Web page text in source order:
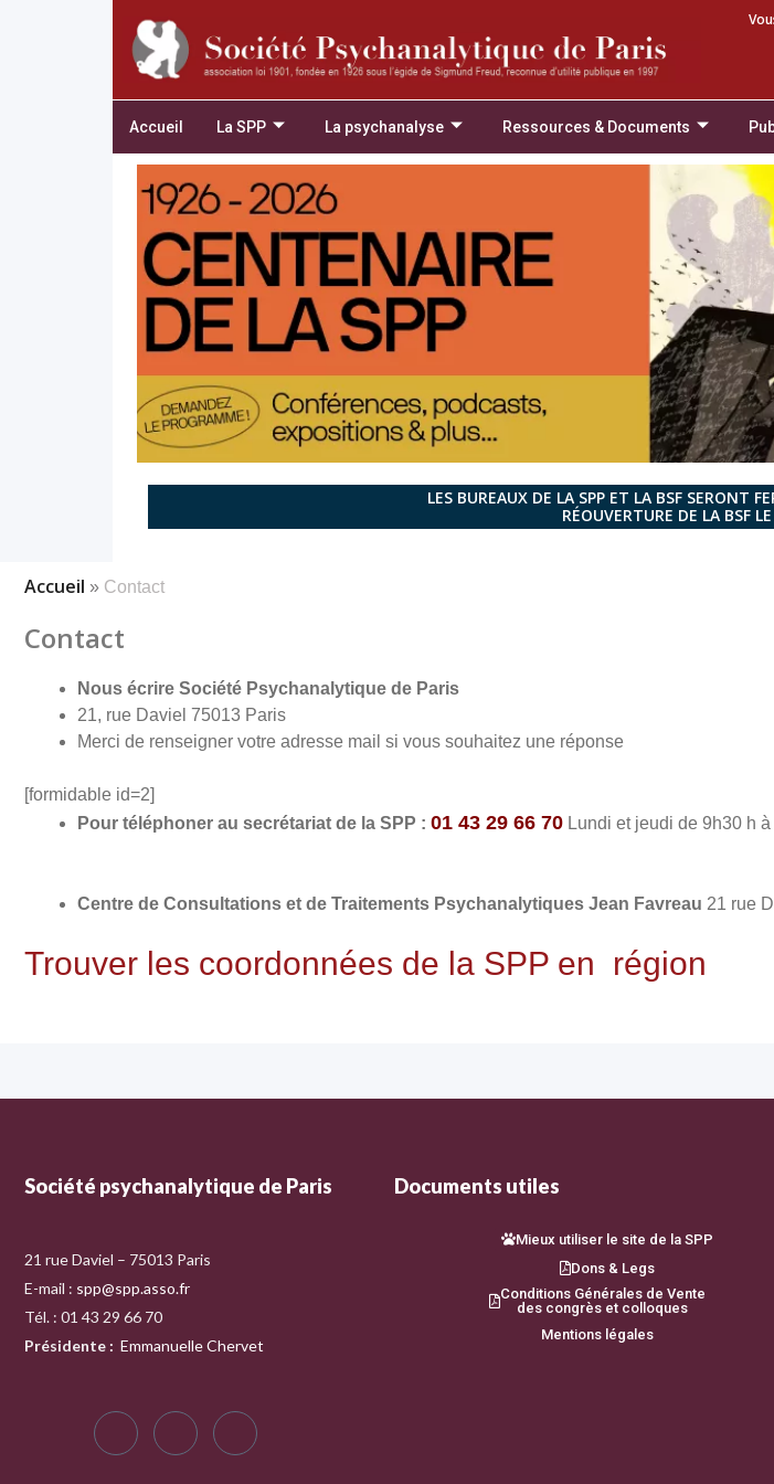
Accueil La SPP La psychanalyse Ressources & Documents
LES BUREAUX DE LA SPP ET LA BSF SERONT
RÉOUVERTURE DE LA BSF
Accueil » Contact
Contact
Nous écrire Société Psychanalytique de Paris
21, rue Daviel 75013 Paris
Merci de renseigner votre adresse mail si vous souhaitez une réponse
[formidable id=2]
Pour téléphoner au secrétariat de la SPP : 01 43 29 66 70 Lundi et jeudi de 9h30 h à
Centre de Consultations et de Traitements Psychanalytiques Jean Favreau 21 rue
Trouver les coordonnées de la SPP en région
Société psychanalytique de Paris
21 rue Daviel – 75013 Paris
E-mail : spp@spp.asso.fr
Tél. : 01 43 29 66 70
Présidente : Emmanuelle Chervet
Documents utiles
Mieux utiliser le site de la SPP
Dons & Legs
Conditions Générales de Vente
des congrès et colloques
Mentions légales